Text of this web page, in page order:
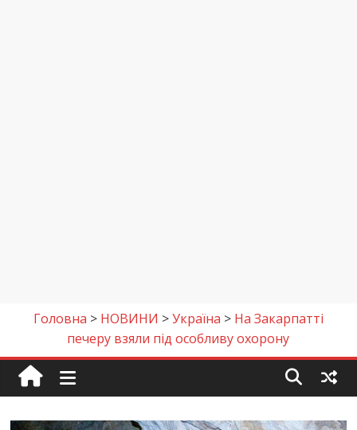
Головна > НОВИНИ >Україна > На Закарпатті
печеру взяли під особливу охорону